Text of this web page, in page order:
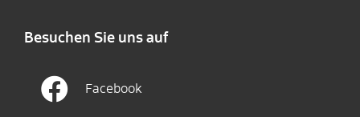
Besuchen Sie uns auf
Facebook